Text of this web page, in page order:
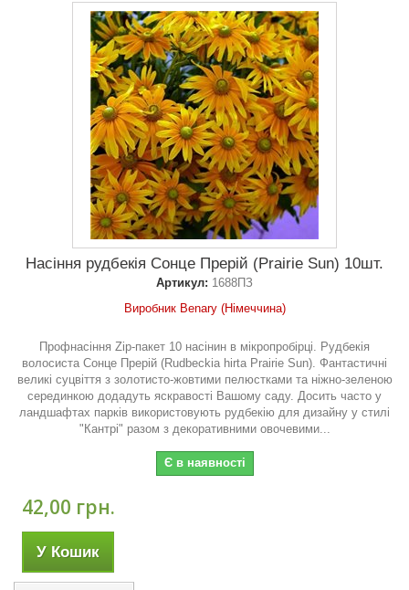
Насіння рудбекія Сонце Прерій (Prairie Sun) 10шт.
Артикул: 1688ПЗ
Виробник Benary (Німеччина)
Профнасіння Zip-пакет 10 насінин в мікропробірці. Рудбекія
волосиста Сонце Прерій (Rudbeckia hirta Prairie Sun). Фантастичні
великі суцвіття з золотисто-жовтими пелюстками та ніжно-зеленою
серединкою додадуть яскравості Вашому саду. Досить часто у
ландшафтах парків використовують рудбекію для дизайну у стилі
"Кантрі" разом з декоративними овочевими...
Є в наявності
42,00 грн.
У Кошик